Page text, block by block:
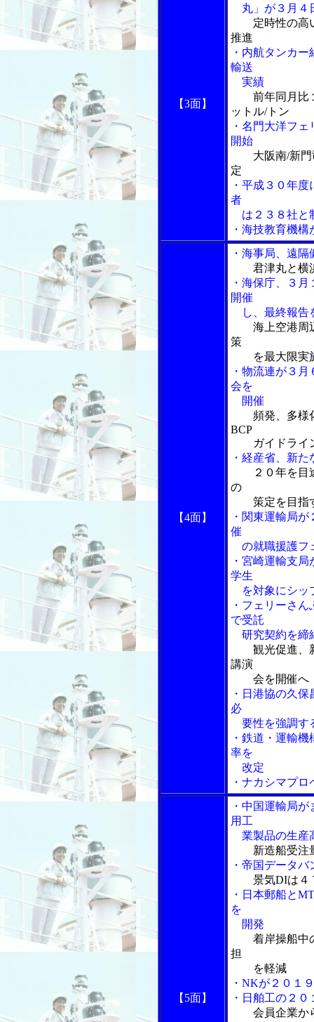
【3面】
丸」が３月４
定時性の高
推進
・内航タンカ
輸送
実績
前年同月比
ットル/トン
・名門大洋フ
開始
大阪南/新
定
・平成３０年
者
は２３８社と
・海技教育機
【4面】
・海事局、遠
君津丸と横
・海保庁、３
開催
し、最終報告
海上空港周
策
を最大限実
・物流連が３
会を
開催
頻発、多様
BCP
ガイドライン
・経産省、新
２０年を
の
策定を目指
・関東運輸局
催
の就職援護フ
・宮崎運輸支
学生
を対象にシッ
・フェリーさ
で受託
研究契約を締
観光促進、
講演
会を開催へ
・日港協の久
必
要性を強調す
・鉄道・運輸
率を
改定
・ナカシマプ
【5面】
・中国運輸局
用工
業製品の生産
新造船受注
・帝国データ
景気DIは４
・日本郵船と
を
開発
着岸操船中
担
を軽減
・NKが２０１
・日舶工の２
会員企業か